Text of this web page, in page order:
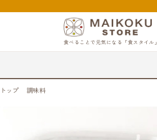
食べることで元気になる「食スタイル」
トップ 調味料